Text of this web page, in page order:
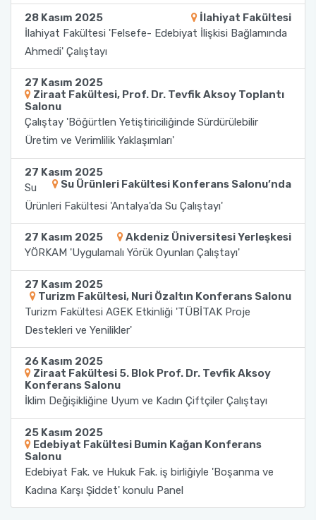
28 Kasım 2025
İlahiyat Fakültesi
İlahiyat Fakültesi 'Felsefe- Edebiyat İlişkisi Bağlamında
Ahmedi' Çalıştayı
27 Kasım 2025
Ziraat Fakültesi, Prof. Dr. Tevfik Aksoy Toplantı
Salonu
Çalıştay 'Böğürtlen Yetiştiriciliğinde Sürdürülebilir
Üretim ve Verimlilik Yaklaşımları'
27 Kasım 2025
Su Ürünleri Fakültesi Konferans Salonu’nda
Su
Ürünleri Fakültesi 'Antalya'da Su Çalıştayı'
27 Kasım 2025
Akdeniz Üniversitesi Yerleşkesi
YÖRKAM 'Uygulamalı Yörük Oyunları Çalıştayı'
27 Kasım 2025
Turizm Fakültesi, Nuri Özaltın Konferans Salonu
Turizm Fakültesi AGEK Etkinliği 'TÜBİTAK Proje
Destekleri ve Yenilikler'
26 Kasım 2025
Ziraat Fakültesi 5. Blok Prof. Dr. Tevfik Aksoy
Konferans Salonu
İklim Değişikliğine Uyum ve Kadın Çiftçiler Çalıştayı
25 Kasım 2025
Edebiyat Fakültesi Bumin Kağan Konferans
Salonu
Edebiyat Fak. ve Hukuk Fak. iş birliğiyle 'Boşanma ve
Kadına Karşı Şiddet' konulu Panel
2022-2026 Stratejik Planı
Faaliyet Raporları
Akademik Tören
İlahiyat Fakültesi
İletişim Fakültesi
Kemer Denizcilik Fakültesi
Kumluca Sağlık Bilimleri Fakültesi
Manavgat Sosyal ve Beşeri Bilimler Fakültesi
Manavgat Turizm Fakültesi
Manavgat Yabancı Diller Fakültesi
Mimarlık Fakültesi
Mühendislik Fakültesi
Sağlık Bilimleri Fakültesi
Serik İşletme Fakültesi
Spor Bilimleri Fakültesi
Su Ürünleri Fakültesi
Tıp Fakültesi
Sağlık Hizmetleri MYO
Serik Gülsün Süleyman Süral MYO
Sosyal Bilimler MYO
Teknik Bilimler MYO
Yapı İşleri ve Teknik Daire Başkanlığı
Uluslararası İlişkiler Ofisi
Mezun Bilgi Sistemi
Sıkça Sorulan Sorular
Online Sağlık Hizmetleri Randevu Sistemi
Yönetim Sistemi)
Dış Kaynaklı Proje Takip Sistemi
AB Projeleri
TÜBİTAK Projeleri
Web of Science
SciVal